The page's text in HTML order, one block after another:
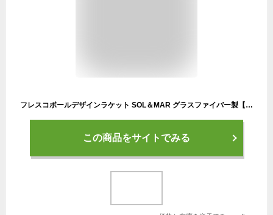
フレスコボールデザインラケット SOL＆MAR グラスファイバー製【SORTE ORIGINAL】専用ボール2個付き
この商品をサイトでみる